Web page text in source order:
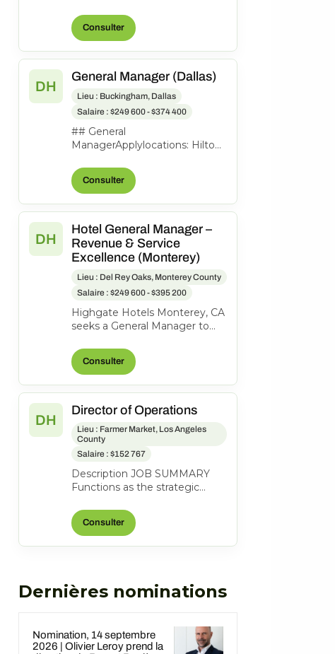
exceptional General Manager
to lead th...
Consulter
DH
General Manager (Dallas)
Lieu : Buckingham, Dallas
Salaire : $249 600 - $374 400
## General
ManagerApplylocations: Hilton
Downtowntime type: Full
timeposted on: Posted
Consulter
DH
Hotel General Manager –
Revenue & Service
Excellence (Monterey)
Lieu : Del Rey Oaks, Monterey County
Salaire : $249 600 - $395 200
Highgate Hotels Monterey, CA
seeks a General Manager to
profitability through revenue
grow...
Consulter
DH
Director of Operations
Lieu : Farmer Market, Los Angeles
County
Salaire : $152 767
Description JOB SUMMARY
Functions as the strategic
property's Hotel Operations.
Areas of respo...
Consulter
Dernières nominations
Nomination, 14 septembre
2026 | Olivier Leroy prend la